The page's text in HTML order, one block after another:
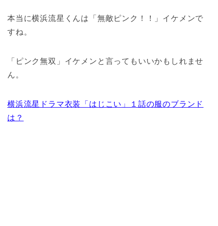
本当に横浜流星くんは「無敵ピンク！！」イケメンで
すね。
「ピンク無双」イケメンと言ってもいいかもしれませ
ん。
横浜流星ドラマ衣装「はじこい」１話の服のブランド
は？